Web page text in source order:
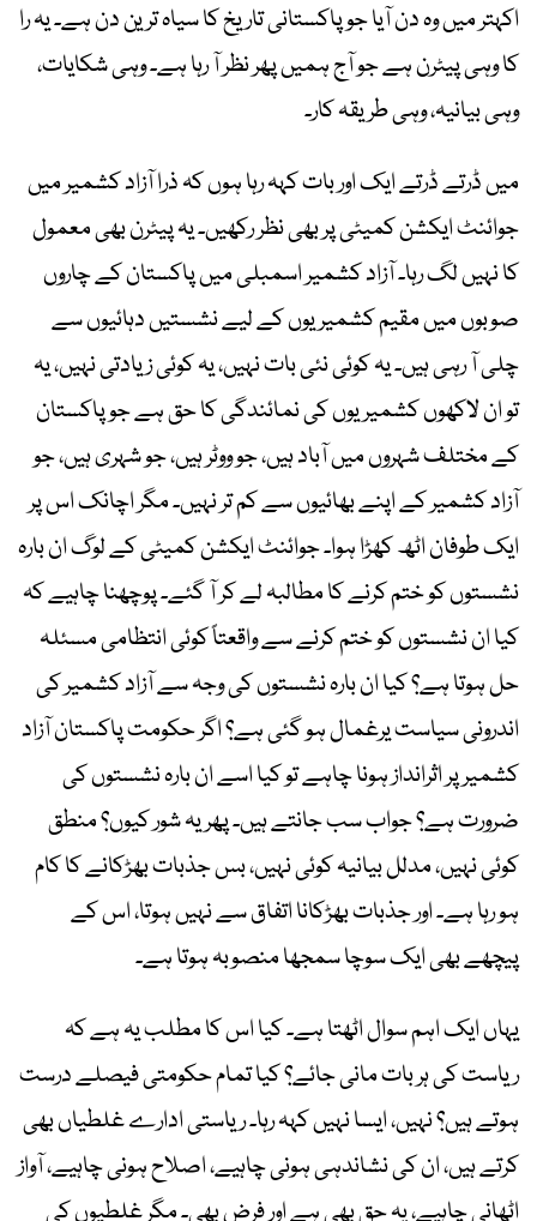
اکہتر میں وہ دن آیا جو پاکستانی تاریخ کا سیاہ ترین دن ہے۔ یہ را
کا وہی پیٹرن ہے جو آج ہمیں پھر نظر آ رہا ہے۔ وہی شکایات،
وہی بیانیہ، وہی طریقہ کار۔
میں ڈرتے ڈرتے ایک اور بات کہہ رہا ہوں کہ ذرا آزاد کشمیر میں
جوائنٹ ایکشن کمیٹی پر بھی نظر رکھیں۔ یہ پیٹرن بھی معمول
کا نہیں لگ رہا۔ آزاد کشمیر اسمبلی میں پاکستان کے چاروں
صوبوں میں مقیم کشمیریوں کے لیے نشستیں دہائیوں سے
چلی آ رہی ہیں۔ یہ کوئی نئی بات نہیں، یہ کوئی زیادتی نہیں، یہ
تو ان لاکھوں کشمیریوں کی نمائندگی کا حق ہے جو پاکستان
کے مختلف شہروں میں آباد ہیں، جو ووٹر ہیں، جو شہری ہیں، جو
آزاد کشمیر کے اپنے بھائیوں سے کم تر نہیں۔ مگر اچانک اس پر
ایک طوفان اٹھ کھڑا ہوا۔ جوائنٹ ایکشن کمیٹی کے لوگ ان بارہ
نشستوں کو ختم کرنے کا مطالبہ لے کر آ گئے۔ پوچھنا چاہیے کہ
کیا ان نشستوں کو ختم کرنے سے واقعتاً کوئی انتظامی مسئلہ
حل ہوتا ہے؟ کیا ان بارہ نشستوں کی وجہ سے آزاد کشمیر کی
اندرونی سیاست یرغمال ہو گئی ہے؟ اگر حکومت پاکستان آزاد
کشمیر پر اثرانداز ہونا چاہے تو کیا اسے ان بارہ نشستوں کی
ضرورت ہے؟ جواب سب جانتے ہیں۔ پھر یہ شور کیوں؟ منطق
کوئی نہیں، مدلل بیانیہ کوئی نہیں، بس جذبات بھڑکانے کا کام
ہو رہا ہے۔ اور جذبات بھڑکانا اتفاق سے نہیں ہوتا، اس کے
پیچھے بھی ایک سوچا سمجھا منصوبہ ہوتا ہے۔
یہاں ایک اہم سوال اٹھتا ہے۔ کیا اس کا مطلب یہ ہے کہ
ریاست کی ہر بات مانی جائے؟ کیا تمام حکومتی فیصلے درست
ہوتے ہیں؟ نہیں، ایسا نہیں کہہ رہا۔ ریاستی ادارے غلطیاں بھی
کرتے ہیں، ان کی نشاندہی ہونی چاہیے، اصلاح ہونی چاہیے، آواز
اٹھانی چاہیے، یہ حق بھی ہے اور فرض بھی۔ مگر غلطیوں کی